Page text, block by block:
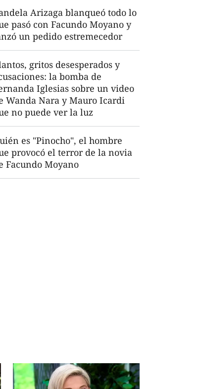
Arizaga blanqueó todo lo
pasó con Facundo Moyano y
un pedido estremecedor
gritos desesperados y
la bomba de
Iglesias sobre un video
Wanda Nara y Mauro Icardi
no puede ver la luz
es "Pinocho", el hombre
provocó el terror de la novia
Facundo Moyano